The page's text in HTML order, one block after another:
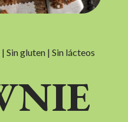
Sin gluten | Sin lácteos